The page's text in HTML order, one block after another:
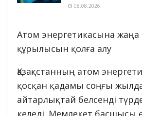
08.08.2026
Атом энергетикасына жаңа
құрылысын қолға алу
Қазақстанның атом
қосқан қадамы соңғы
айтарлықтай белсенді
келеді. Мемлекет басшысы